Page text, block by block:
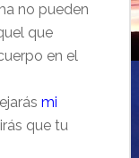
no pueden
que
en el
mi
que tu